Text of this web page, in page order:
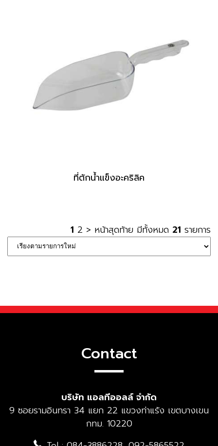
ที่ตักน้ำแข็งอะคริลิค
1 2 > หน้าสุดท้าย มีทั้งหมด 21 รายการ
Contact
บริษัท แอลทีออลล์ จำกัด
9 ซอยรามอินทรา 34 แยก 22 แขวงท่าแร้ง เขตบางเขน
กทม. 10220